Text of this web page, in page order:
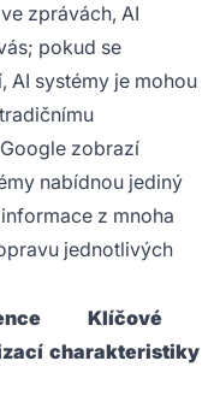
zprávách, AI
pokud se
AI systémy je mohou
zobrazí
nabídnou jediný
z mnoha
jednotlivých
Klíčové
charakteristiky